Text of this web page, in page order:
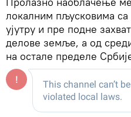
локалним пљусковима
ујутру и пре подне
делове земље, а од
на остале пределе